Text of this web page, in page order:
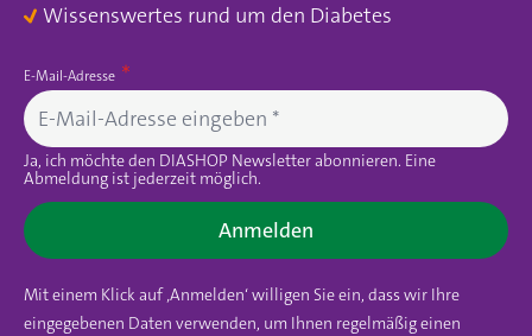
Wissenswertes rund um den Diabetes
E-Mail-Adresse
Ja, ich möchte den DIASHOP Newsletter abonnieren. Eine
Abmeldung ist jederzeit möglich.
Anmelden
Mit einem Klick auf ‚Anmelden‘ willigen Sie ein, dass wir Ihre
eingegebenen Daten verwenden, um Ihnen regelmäßig einen